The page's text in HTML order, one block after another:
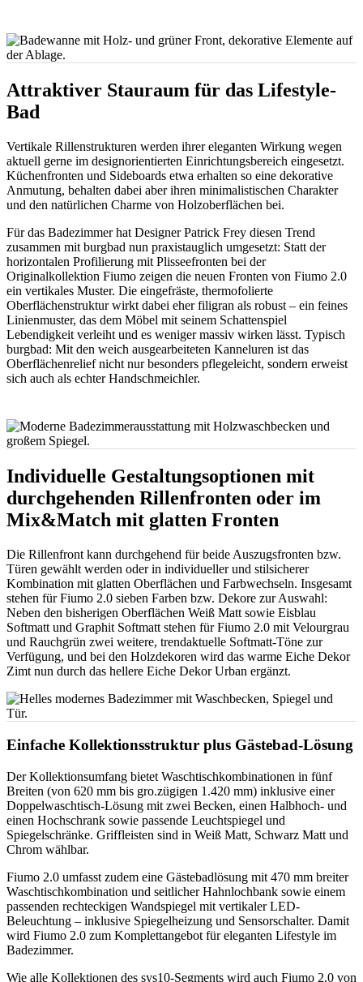
Attraktiver Stauraum für das Lifestyle-
Bad
Vertikale Rillenstrukturen werden ihrer eleganten Wirkung wegen
aktuell gerne im designorientierten Einrichtungsbereich eingesetzt.
Küchenfronten und Sideboards etwa erhalten so eine dekorative
Anmutung, behalten dabei aber ihren minimalistischen Charakter
und den natürlichen Charme von Holzoberflächen bei.
Für das Badezimmer hat Designer Patrick Frey diesen Trend
zusammen mit burgbad nun praxistauglich umgesetzt: Statt der
horizontalen Profilierung mit Plisseefronten bei der
Originalkollektion Fiumo zeigen die neuen Fronten von Fiumo 2.0
ein vertikales Muster. Die eingefräste, thermofolierte
Oberflächenstruktur wirkt dabei eher filigran als robust – ein feines
Linienmuster, das dem Möbel mit seinem Schattenspiel
Lebendigkeit verleiht und es weniger massiv wirken lässt. Typisch
burgbad: Mit den weich ausgearbeiteten Kanneluren ist das
Oberflächenrelief nicht nur besonders pflegeleicht, sondern erweist
sich auch als echter Handschmeichler.
Individuelle Gestaltungsoptionen mit
durchgehenden Rillenfronten oder im
Mix&Match mit glatten Fronten
Die Rillenfront kann durchgehend für beide Auszugsfronten bzw.
Türen gewählt werden oder in individueller und stilsicherer
Kombination mit glatten Oberflächen und Farbwechseln. Insgesamt
stehen für Fiumo 2.0 sieben Farben bzw. Dekore zur Auswahl:
Neben den bisherigen Oberflächen Weiß Matt sowie Eisblau
Softmatt und Graphit Softmatt stehen für Fiumo 2.0 mit Velourgrau
und Rauchgrün zwei weitere, trendaktuelle Softmatt-Töne zur
Verfügung, und bei den Holzdekoren wird das warme Eiche Dekor
Zimt nun durch das hellere Eiche Dekor Urban ergänzt.
Einfache Kollektionsstruktur plus Gästebad-Lösung
Der Kollektionsumfang bietet Waschtischkombinationen in fünf
Breiten (von 620 mm bis gro.zügigen 1.420 mm) inklusive einer
Doppelwaschtisch-Lösung mit zwei Becken, einen Halbhoch- und
einen Hochschrank sowie passende Leuchtspiegel und
Spiegelschränke. Griffleisten sind in Weiß Matt, Schwarz Matt und
Chrom wählbar.
Fiumo 2.0 umfasst zudem eine Gästebadlösung mit 470 mm breiter
Waschtischkombination und seitlicher Hahnlochbank sowie einem
passenden rechteckigen Wandspiegel mit vertikaler LED-
Beleuchtung – inklusive Spiegelheizung und Sensorschalter. Damit
wird Fiumo 2.0 zum Komplettangebot für eleganten Lifestyle im
Badezimmer.
Wie alle Kollektionen des sys10-Segments wird auch Fiumo 2.0 von